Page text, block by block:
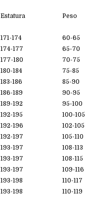
Estatura Peso
171-174
60-65
174-177
65-70
177-180
70-75
180-184
75-85
183-186
85-90
186-189
90-95
189-192
95-100
192-195
100-105
192-196
102-105
192-197
105-110
193-197
108-113
193-197
108-115
193-197
109-116
193-198
110-117
193-198
110-119